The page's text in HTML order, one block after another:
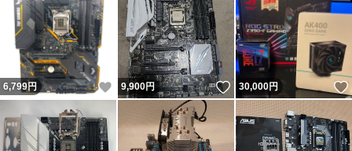
6,799円 いいね！
9,900円 いいね！
30,000円